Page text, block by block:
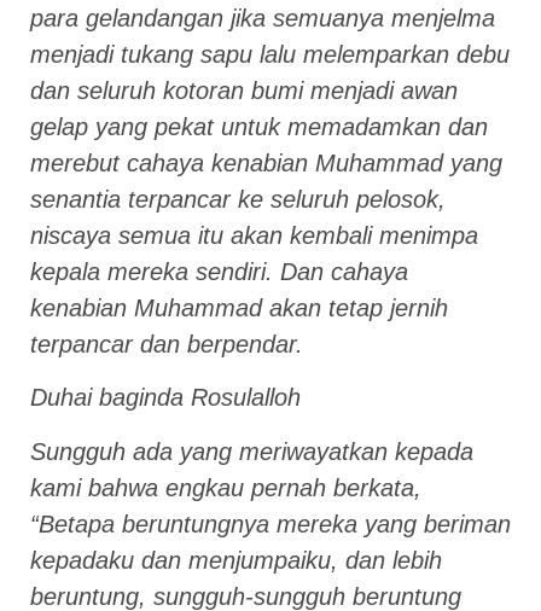
para gelandangan jika semuanya menjelma
menjadi tukang sapu lalu melemparkan debu
dan seluruh kotoran bumi menjadi awan
gelap yang pekat untuk memadamkan dan
merebut cahaya kenabian Muhammad yang
senantia terpancar ke seluruh pelosok,
niscaya semua itu akan kembali menimpa
kepala mereka sendiri. Dan cahaya
kenabian Muhammad akan tetap jernih
terpancar dan berpendar.
Duhai baginda Rosulalloh
Sungguh ada yang meriwayatkan kepada
kami bahwa engkau pernah berkata,
“Betapa beruntungnya mereka yang beriman
kepadaku dan menjumpaiku, dan lebih
beruntung, sungguh-sungguh beruntung